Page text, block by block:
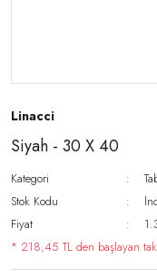
Linacci
Siyah - 30 X 40
Kategori
Stok Kodu
Fiyat
* 218,45 TL den başlayan